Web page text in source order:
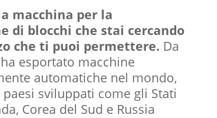
macchina per la
di blocchi che stai cercando
che ti puoi permettere. Da
ha esportato macchine
automatiche nel mondo,
sviluppati come gli Stati
Corea del Sud e Russia